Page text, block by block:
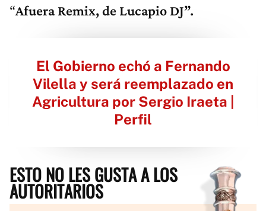
“Afuera Remix, de Lucapio DJ”.
El Gobierno echó a Fernando
Vilella y será reemplazado en
Agricultura por Sergio Iraeta |
Perfil
ESTO NO LES GUSTA A LOS
AUTORITARIOS